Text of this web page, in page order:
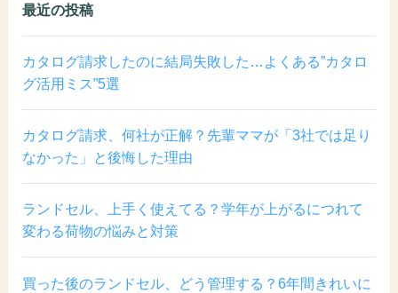
最近の投稿
カタログ請求したのに結局失敗した…よくある”カタロ
グ活用ミス”5選
カタログ請求、何社が正解？先輩ママが「3社では足り
なかった」と後悔した理由
ランドセル、上手く使えてる？学年が上がるにつれて
変わる荷物の悩みと対策
買った後のランドセル、どう管理する？6年間きれいに